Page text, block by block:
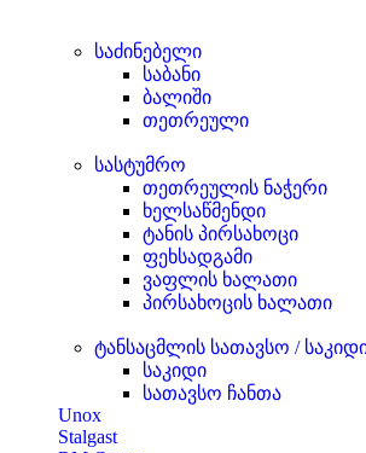
საძინებელი
საბანი
ბალიში
თეთრეული
სასტუმრო
თეთრეულის ნაჭერი
ხელსაწმენდი
ტანის პირსახოცი
ფეხსადგამი
ვაფლის ხალათი
პირსახოცის ხალათი
ტანსაცმლის სათავსო /
საკიდი
სათავსო ჩანთა
Unox
Stalgast